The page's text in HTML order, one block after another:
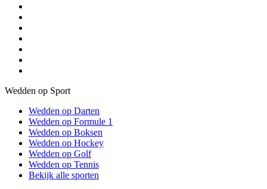
Wedden op Sport
Wedden op Darten
Wedden op Formule 1
Wedden op Boksen
Wedden op Hockey
Wedden op Golf
Wedden op Tennis
Bekijk alle sporten